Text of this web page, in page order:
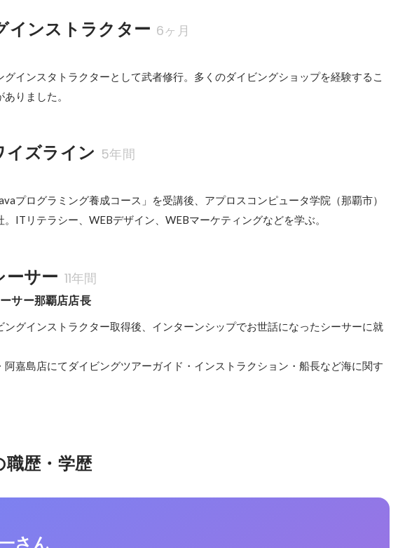
インストラクター 6ヶ月
グインスタトラクターとして武者修行。多くのダイビングショップを経験するこ
りました。
イズライン 5年間
プログラミング養成コース」を受講後、アプロスコンピュータ学院（那覇市）
ITリテラシー、WEBデザイン、WEBマーケティングなどを学ぶ。
ーサー 11年間
サー那覇店店長
ングインストラクター取得後、インターンシップでお世話になったシーサーに就
阿嘉島店にてダイビングツアーガイド・インストラクション・船長など海に関す
職歴・学歴
さん